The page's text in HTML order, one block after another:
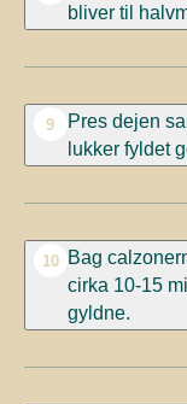
bliver til
9
Pres dejen
lukker fyldet
10 Bag
cirka 10-15
gyldne.